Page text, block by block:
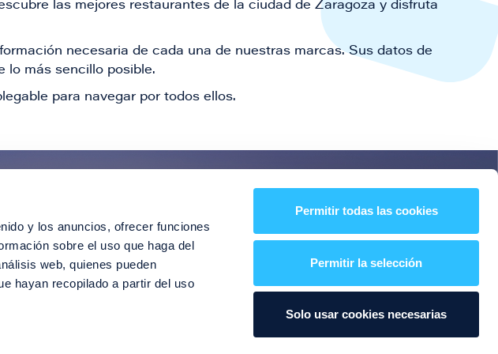
y los anuncios, ofrecer funciones
sobre el uso que haga del
web, quienes pueden
hayan recopilado a partir del uso
Permitir todas las cookies
Permitir la selección
Solo usar cookies necesarias
las mejores restaurantes de la ciudad de Zaragoza y disfruta
necesaria de cada una de nuestras marcas. Sus datos de
lo más sencillo posible.
para navegar por todos ellos.
novedades!
eventos y mucho más